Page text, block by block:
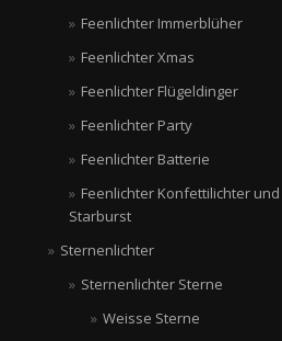
Feenlichter Immerblüher
Feenlichter Xmas
Feenlichter Flügeldinger
Feenlichter Party
Feenlichter Batterie
Feenlichter Konfettilichter und
Starburst
Sternenlichter
Sternenlichter Sterne
Weisse Sterne